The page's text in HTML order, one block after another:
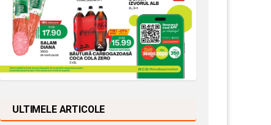
ULTIMELE ARTICOLE